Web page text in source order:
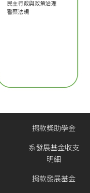
捐款獎助學金
系發展基金收支
明細
捐款發展基金